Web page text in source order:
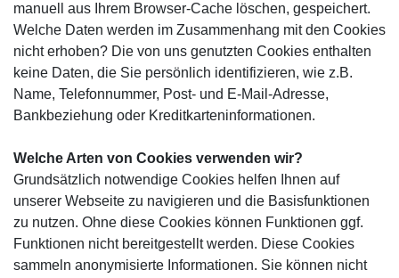
manuell aus Ihrem Browser-Cache löschen, gespeichert.
Welche Daten werden im Zusammenhang mit den Cookies
nicht erhoben? Die von uns genutzten Cookies enthalten
keine Daten, die Sie persönlich identifizieren, wie z.B.
Name, Telefonnummer, Post- und E-Mail-Adresse,
Bankbeziehung oder Kreditkarteninformationen.
Welche Arten von Cookies verwenden wir?
Grundsätzlich notwendige Cookies helfen Ihnen auf
unserer Webseite zu navigieren und die Basisfunktionen
zu nutzen. Ohne diese Cookies können Funktionen ggf.
Funktionen nicht bereitgestellt werden. Diese Cookies
sammeln anonymisierte Informationen. Sie können nicht